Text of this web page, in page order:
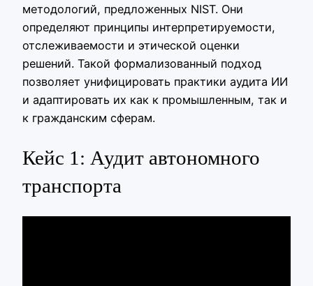
методологий, предложенных NIST. Они
определяют принципы интерпретируемости,
отслеживаемости и этической оценки
решений. Такой формализованный подход
позволяет унифицировать практики аудита ИИ
и адаптировать их как к промышленным, так и
к гражданским сферам.
Кейс 1: Аудит автономного
транспорта